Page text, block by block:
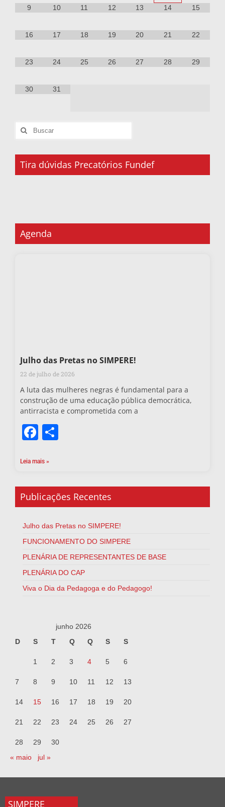
9 10 11 12 13 14 15
16 17 18 19 20 21 22
23 24 25 26 27 28 29
30 31
Tira dúvidas Precatórios Fundef
Agenda
Julho das Pretas no SIMPERE!
22 de julho de 2026
A luta das mulheres negras é fundamental para a
construção de uma educação pública democrática,
antirracista e comprometida com a
Facebook
Leia mais »
Publicações Recentes
Julho das Pretas no SIMPERE!
FUNCIONAMENTO DO SIMPERE
PLENÁRIA DE REPRESENTANTES DE BASE
PLENÁRIA DO CAP
Viva o Dia da Pedagoga e do Pedagogo!
junho 2026
D
S T Q Q S S
1 2 3 4 5 6
7 8 9 10 11 12 13
14 15 16 17 18 19 20
21 22 23 24 25 26 27
28 29
30
« maio
jul »
SIMPERE